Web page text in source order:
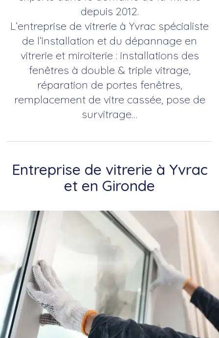
depuis 2012.
L’entreprise de vitrerie à Yvrac spécialiste
de l’installation et du dépannage en
vitrerie et miroiterie : installations des
fenêtres à double & triple vitrage,
réparation de portes fenêtres,
remplacement de vitre cassée, pose de
survitrage…
Entreprise de vitrerie à Yvrac
et en Gironde